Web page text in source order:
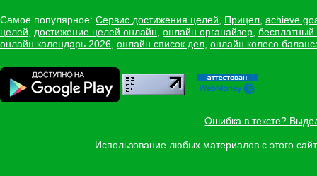
Самое популярное: Сервис достижения целей Прицел achieve
целей
достижение целей онлайн онлайн органайзер
онлайн календарь 2026 онлайн список дел онлайн колесо
Ошибка в тексте?
Использование любых материалов с этого
Задать вопрос